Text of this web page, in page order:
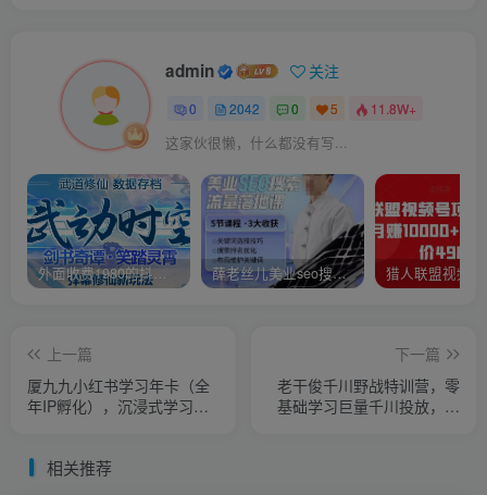
admin 关注
0 2042 0 5 11.8W+
这家伙很懒，什么都没有写...
外面收费1980的抖音武动时空直播项目，无需真人出镜，实时互动直播【软件+详细教程】 薛老丝儿美业seo搜索流量落地课，一周暴涨20w粉丝，全干货讲解
上一篇
厦九九小红书学习年卡（全
年IP孵化），沉浸式学习，
下一篇
老干俊千川野战特训营，零
基础学习巨量千川投放，从
相关推荐